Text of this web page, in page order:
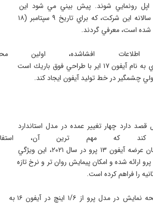
رونمايي شوند. پيش بيني مي شود اين
اطلاعات افشاشده،
۱۷ شامل مدل جديدي به نام آيفون ۱۷ اير با طراحي فوق باريك است
دارد چهار تغيير عمده در مدل استاندارد
كند كه مهم ترين آن،
۱۲۰ هرتز است. از زمان عرضه آيفون ۱۳ پرو در سال ۲۰۲۱، اين ويژگي
ارائه شده و امكان پيمايش روان تر و نرخ تازه
همچنين اندازه صفحه نمايش در مدل پرو از ۱/۶ اينچ در آيفون ۱۶ به